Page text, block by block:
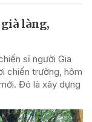
làng,
sĩ người Gia
chiến trường, hôm
Đó là xây dựng